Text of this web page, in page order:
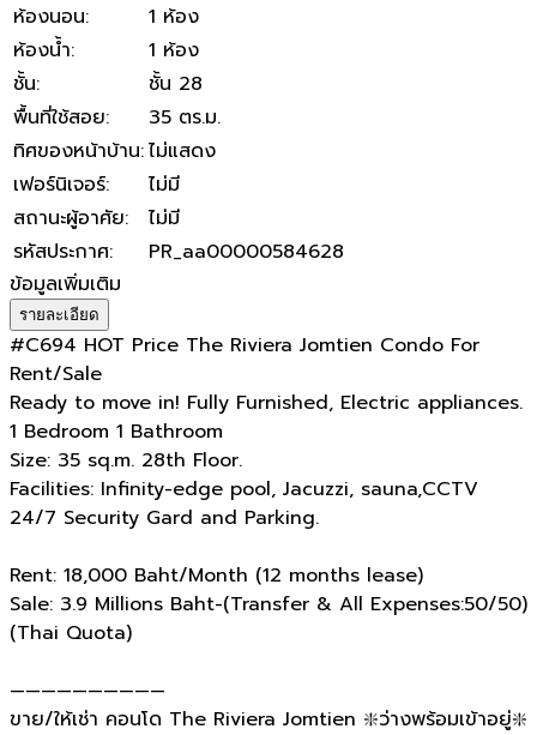
ห้องนอน:
1 ห้อง
ห้องน้ำ:
1 ห้อง
ชั้น:
ชั้น 28
พื้นที่ใช้สอย:
35 ตร.ม.
ทิศของหน้าบ้าน:ไม่แสดง
เฟอร์นิเจอร์:
ไม่มี
สถานะผู้อาศัย:
ไม่มี
รหัสประกาศ:
PR_aa00000584628
ข้อมูลเพิ่มเติม
รายละเอียด
#C694 HOT Price The Riviera Jomtien Condo For
Rent/Sale
Ready to move in! Fully Furnished, Electric appliances.
1 Bedroom 1 Bathroom
Size: 35 sq.m. 28th Floor.
Facilities: Infinity-edge pool, Jacuzzi, sauna,CCTV
24/7 Security Gard and Parking.
Rent: 18,000 Baht/Month (12 months lease)
Sale: 3.9 Millions Baht-(Transfer & All Expenses:50/50)
(Thai Quota)
——————————
ขาย/ให้เช่า คอนโด The Riviera Jomtien ❇️ว่างพร้อมเข้าอยู่❇️